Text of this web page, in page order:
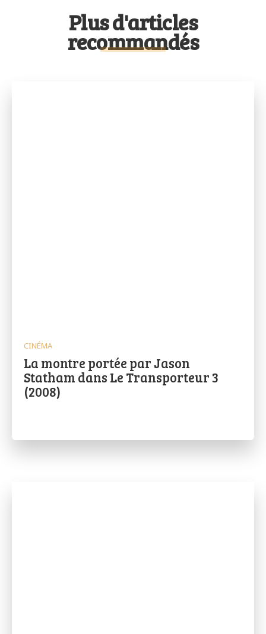
Plus d'articles
recommandés
CINÉMA
La montre portée par Jason
Statham dans Le Transporteur 3
(2008)